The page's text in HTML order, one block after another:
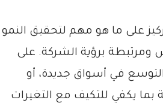
على ما هو مهم لتحقيق النمو
ومرتبطة برؤية الشركة. على
في أسواق جديدة، أو
يكفي للتكيف مع التغيرات